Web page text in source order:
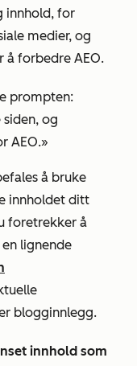
innhold, for
medier, og
å forbedre AEO.
prompten:
og
AEO.»
å bruke
innholdet ditt
foretrekker å
lignende
blogginnlegg.
innhold som